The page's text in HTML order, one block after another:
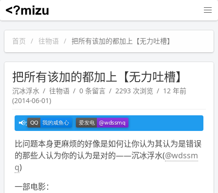
沉冰浮水
首页 往物语 把所有该加的都加上【无力吐槽】
把所有该加的都加上【无力吐槽】
沉冰浮水 往物语 0 条留言 2293 次浏览
12 年前
(2014-06-01)
比问题本身更麻烦的好像是如何让你认为其认为是错误
的那些人认为你的认为是对的——沉冰浮水(@wdssm
q)
一部电影：